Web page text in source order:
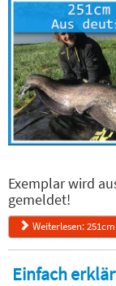
Exemplar wird
gemeldet!
Weiterlesen:
Einfach